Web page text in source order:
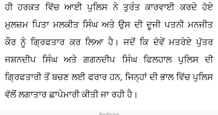
ਹੀ ਹਰਕਤ ਵਿੱਚ ਆਈ ਪੁਲਿਸ ਨੇ ਤੁਰੰਤ ਕਾਰਵਾਈ ਕਰਦੇ ਹੋਏ
ਮੁਲਜ਼ਮ ਪਿਤਾ ਮਲਕੀਤ ਸਿੰਘ ਅਤੇ ਉਸ ਦੀ ਦੂਜੀ ਪਤਨੀ ਮਨਜੀਤ
ਕੌਰ ਨੂੰ ਗ੍ਰਿਫਤਾਰ ਕਰ ਲਿਆ ਹੈ। ਜਦੋਂ ਕਿ ਦੋਵੇਂ ਮਤਰੇਏ ਪੁੱਤਰ
ਜਸ਼ਨਦੀਪ ਸਿੰਘ ਅਤੇ ਗਗਨਦੀਪ ਸਿੰਘ ਫਿਲਹਾਲ ਪੁਲਿਸ ਦੀ
ਗ੍ਰਿਫਤਾਰੀ ਤੋਂ ਬਚਣ ਲਈ ਫਰਾਰ ਹਨ, ਜਿਨ੍ਹਾਂ ਦੀ ਭਾਲ ਵਿੱਚ ਪੁਲਿਸ
ਵੱਲੋਂ ਲਗਾਤਾਰ ਛਾਪੇਮਾਰੀ ਕੀਤੀ ਜਾ ਰਹੀ ਹੈ।